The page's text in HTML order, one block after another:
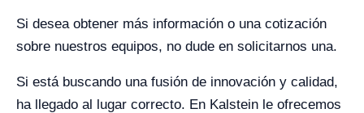
Si desea obtener más información o una cotización
sobre nuestros equipos, no dude en solicitarnos una.
Si está buscando una fusión de innovación y calidad,
ha llegado al lugar correcto. En Kalstein le ofrecemos